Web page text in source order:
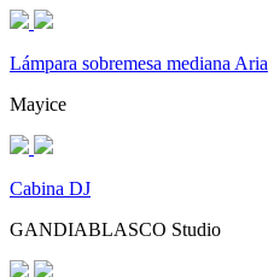
Lámpara sobremesa mediana Aria
Mayice
Cabina DJ
GANDIABLASCO Studio